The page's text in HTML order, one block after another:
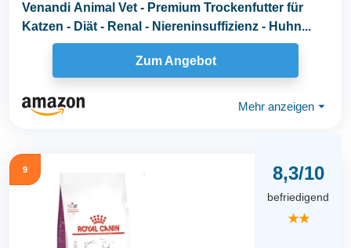
Venandi Animal Vet - Premium Trockenfutter für
Katzen - Diät - Renal - Niereninsuffizienz - Huhn...
Zum Angebot
Mehr anzeigen ⏷
9 8,3/10
befriedigend
★★